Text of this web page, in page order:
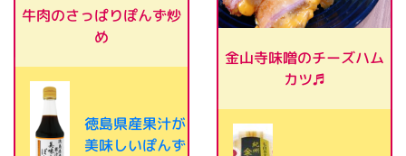
牛肉のさっぱりぽんず炒
め
徳島県産果汁が
美味しいぽんず
金山寺味噌のチーズハム
カツ♬